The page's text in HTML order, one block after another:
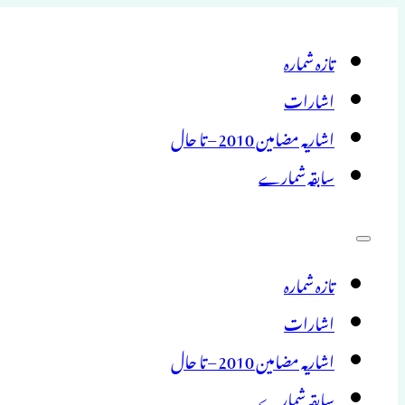
تازہ شمارہ
اشارات
اشاریہ مضامین 2010 – تا حال
سابقہ شمارے
تازہ شمارہ
اشارات
اشاریہ مضامین 2010 – تا حال
سابقہ شمارے